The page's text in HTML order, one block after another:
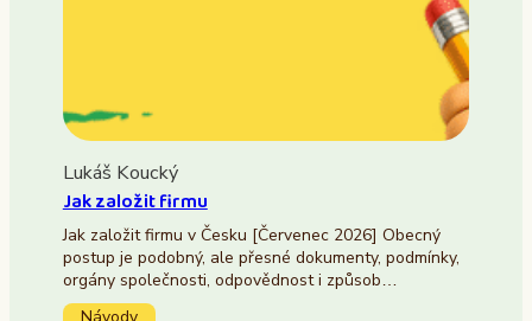
Lukáš Koucký
Jak založit firmu
Jak založit firmu v Česku [Červenec 2026] Obecný
postup je podobný, ale přesné dokumenty, podmínky,
orgány společnosti, odpovědnost i způsob…